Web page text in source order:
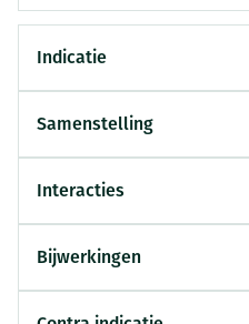
Indicatie
Samenstelling
Interacties
Bijwerkingen